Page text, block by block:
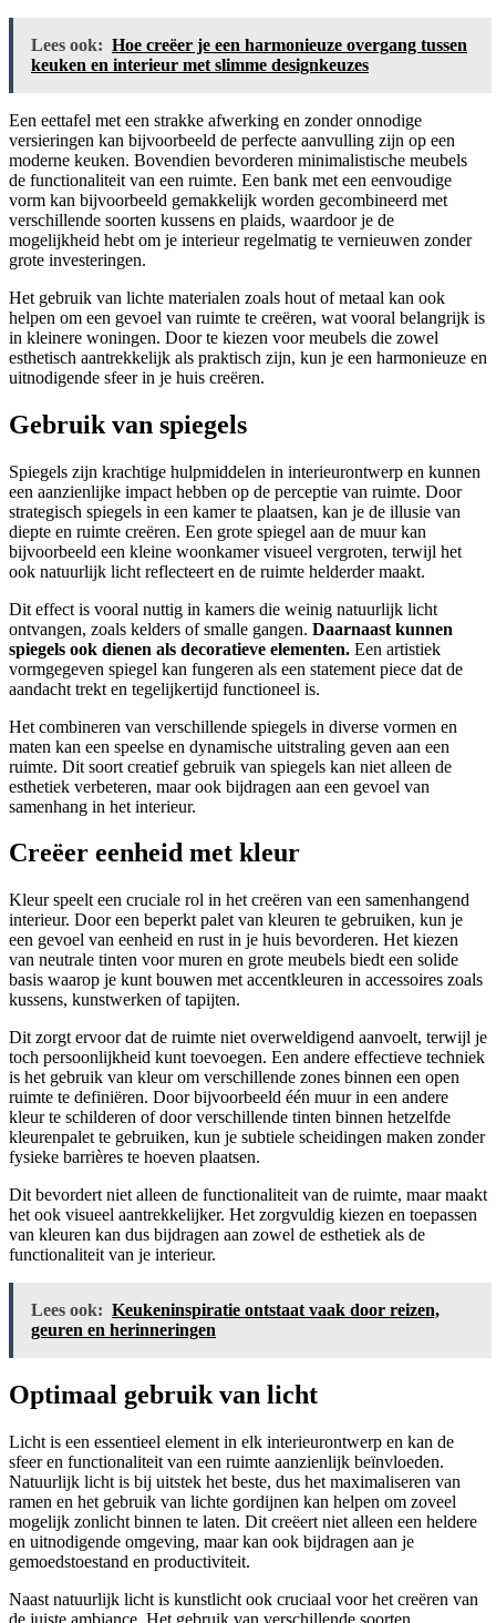
Lees ook: Hoe creëer je een harmonieuze overgang tussen
keuken en interieur met slimme designkeuzes
Een eettafel met een strakke afwerking en zonder onnodige
versieringen kan bijvoorbeeld de perfecte aanvulling zijn op een
moderne keuken. Bovendien bevorderen minimalistische meubels
de functionaliteit van een ruimte. Een bank met een eenvoudige
vorm kan bijvoorbeeld gemakkelijk worden gecombineerd met
verschillende soorten kussens en plaids, waardoor je de
mogelijkheid hebt om je interieur regelmatig te vernieuwen zonder
grote investeringen.
Het gebruik van lichte materialen zoals hout of metaal kan ook
helpen om een gevoel van ruimte te creëren, wat vooral belangrijk is
in kleinere woningen. Door te kiezen voor meubels die zowel
esthetisch aantrekkelijk als praktisch zijn, kun je een harmonieuze en
uitnodigende sfeer in je huis creëren.
Gebruik van spiegels
Spiegels zijn krachtige hulpmiddelen in interieurontwerp en kunnen
een aanzienlijke impact hebben op de perceptie van ruimte. Door
strategisch spiegels in een kamer te plaatsen, kan je de illusie van
diepte en ruimte creëren. Een grote spiegel aan de muur kan
bijvoorbeeld een kleine woonkamer visueel vergroten, terwijl het
ook natuurlijk licht reflecteert en de ruimte helderder maakt.
Dit effect is vooral nuttig in kamers die weinig natuurlijk licht
ontvangen, zoals kelders of smalle gangen. Daarnaast kunnen
spiegels ook dienen als decoratieve elementen. Een artistiek
vormgegeven spiegel kan fungeren als een statement piece dat de
aandacht trekt en tegelijkertijd functioneel is.
Het combineren van verschillende spiegels in diverse vormen en
maten kan een speelse en dynamische uitstraling geven aan een
ruimte. Dit soort creatief gebruik van spiegels kan niet alleen de
esthetiek verbeteren, maar ook bijdragen aan een gevoel van
samenhang in het interieur.
Creëer eenheid met kleur
Kleur speelt een cruciale rol in het creëren van een samenhangend
interieur. Door een beperkt palet van kleuren te gebruiken, kun je
een gevoel van eenheid en rust in je huis bevorderen. Het kiezen
van neutrale tinten voor muren en grote meubels biedt een solide
basis waarop je kunt bouwen met accentkleuren in accessoires zoals
kussens, kunstwerken of tapijten.
Dit zorgt ervoor dat de ruimte niet overweldigend aanvoelt, terwijl je
toch persoonlijkheid kunt toevoegen. Een andere effectieve techniek
is het gebruik van kleur om verschillende zones binnen een open
ruimte te definiëren. Door bijvoorbeeld één muur in een andere
kleur te schilderen of door verschillende tinten binnen hetzelfde
kleurenpalet te gebruiken, kun je subtiele scheidingen maken zonder
fysieke barrières te hoeven plaatsen.
Dit bevordert niet alleen de functionaliteit van de ruimte, maar maakt
het ook visueel aantrekkelijker. Het zorgvuldig kiezen en toepassen
van kleuren kan dus bijdragen aan zowel de esthetiek als de
functionaliteit van je interieur.
Lees ook: Keukeninspiratie ontstaat vaak door reizen,
geuren en herinneringen
Optimaal gebruik van licht
Licht is een essentieel element in elk interieurontwerp en kan de
sfeer en functionaliteit van een ruimte aanzienlijk beïnvloeden.
Natuurlijk licht is bij uitstek het beste, dus het maximaliseren van
ramen en het gebruik van lichte gordijnen kan helpen om zoveel
mogelijk zonlicht binnen te laten. Dit creëert niet alleen een heldere
en uitnodigende omgeving, maar kan ook bijdragen aan je
gemoedstoestand en productiviteit.
Naast natuurlijk licht is kunstlicht ook cruciaal voor het creëren van